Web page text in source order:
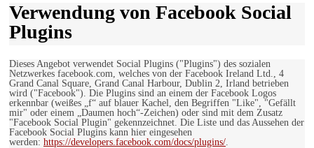
Verwendung von Facebook Social
Plugins
Dieses Angebot verwendet Social Plugins ("Plugins") des sozialen
Netzwerkes facebook.com, welches von der Facebook Ireland Ltd., 4
Grand Canal Square, Grand Canal Harbour, Dublin 2, Irland betrieben
wird ("Facebook"). Die Plugins sind an einem der Facebook Logos
erkennbar (weißes „f“ auf blauer Kachel, den Begriffen "Like", "Gefällt
mir" oder einem „Daumen hoch“-Zeichen) oder sind mit dem Zusatz
"Facebook Social Plugin" gekennzeichnet. Die Liste und das Aussehen der
Facebook Social Plugins kann hier eingesehen
werden: https://developers.facebook.com/docs/plugins/